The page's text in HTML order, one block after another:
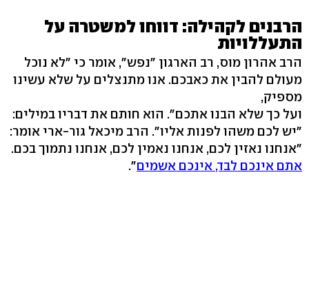
הרבנים לקהילה: דווחו למשטרה על
התעללויות
הרב אהרון מוס, רב הארגון "נפש", אומר כי "לא נוכל
מעולם להבין את כאבכם. אנו מתנצלים על שלא עשינו
מספיק,
ועל כך שלא הבנו אתכם". הוא חותם את דבריו במילים:
"יש לכם משהו לפנות אליו". הרב מיכאל גור-ארי אומר:
"אנחנו נאזין לכם, אנחנו נאמין לכם, אנחנו נתמוך בכם.
אתם אינכם לבד, אינכם אשמים".